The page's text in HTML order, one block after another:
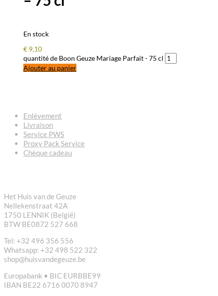
En stock
€ 9,10
quantité de Boon Geuze Mariage Parfait - 75 cl
Ajouter au panier
Enlèvement
Livraison
Service PWS
Proxy Pack Service
Chèque cadeau
Het Huis van de Geuze
Nellekenstraat 42A
1750 LENNIK (België)
BTW BE0872 527 668
Tel: +32 496 356 556
Whatsapp: +32 498 522 322
shop@huisvandegeuze.be
Europabank • BIC EURBBE99
IBAN BE22 6716 0070 8947